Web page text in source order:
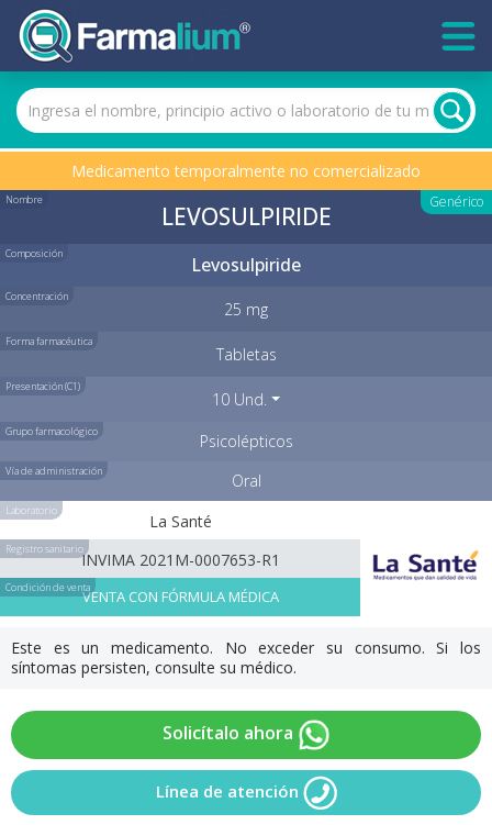
Medicamento temporalmente no comercializado
Nombre Genérico
LEVOSULPIRIDE
Composición Levosulpiride
Concentración
25 mg
Forma farmacéutica
Tabletas
Presentación (C1)
10 Und.
Grupo farmacológico Psicolépticos
Vía de administración Oral
Laboratorio
La Santé
Registro sanitario
INVIMA 2021M-0007653-R1
Condición de ventaVENTA CON FÓRMULA MÉDICA
Este es un medicamento. No exceder su consumo. Si los
síntomas persisten, consulte su médico.
Solicítalo ahora
Línea de atención